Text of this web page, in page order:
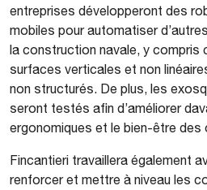
entreprises développeront des
mobiles pour automatiser
la construction navale, y compris
surfaces verticales et non
non structurés. De plus, les
seront testés afin d’améliorer
ergonomiques et le bien-être des
Fincantieri travaillera également
renforcer et mettre à niveau les